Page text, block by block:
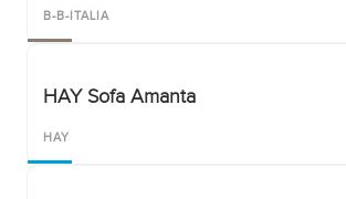
B-B-ITALIA
HAY Sofa Amanta
HAY